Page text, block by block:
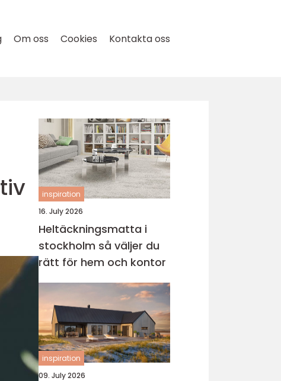
Om oss Cookies Kontakta oss
inspiration
16. July 2026
Heltäckningsmatta i
stockholm så väljer du
rätt för hem och kontor
inspiration
09. July 2026